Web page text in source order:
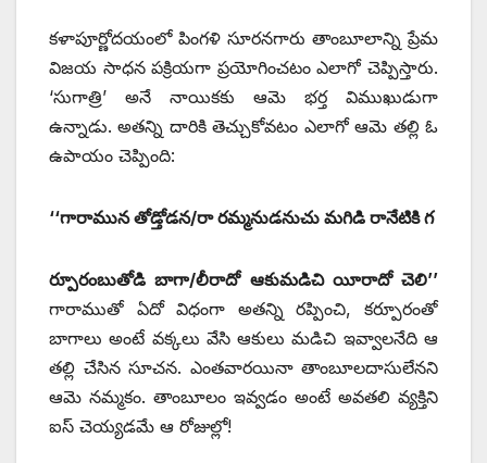
కళాపూర్ణోదయంలో పింగళి సూరనగారు తాంబూలాన్ని ప్రేమ
విజయ సాధన పక్రియగా ప్రయోగించటం ఎలాగో చెప్పిస్తారు.
‘సుగాత్రి’ అనే నాయికకు ఆమె భర్త విముఖుడుగా
ఉన్నాడు. అతన్ని దారికి తెచ్చుకోవటం ఎలాగో ఆమె తల్లి ఓ
ఉపాయం చెప్పింది:
‘‘గారామున తోడ్తోడన/రా రమ్మనుడనుచు మగిడి రానేటికి గ
ర్పూరంబుతోడి బాగా/లీరాదో ఆకుమడిచి యీరాదో చెలి’’
గారాముతో ఏదో విధంగా అతన్ని రప్పించి, కర్పూరంతో
బాగాలు అంటే వక్కలు వేసి ఆకులు మడిచి ఇవ్వాలనేది ఆ
తల్లి చేసిన సూచన. ఎంతవారయినా తాంబూలదాసులేనని
ఆమె నమ్మకం. తాంబూలం ఇవ్వడం అంటే అవతలి వ్యక్తిని
ఐస్‌ ‌చెయ్యడమే ఆ రోజుల్లో!